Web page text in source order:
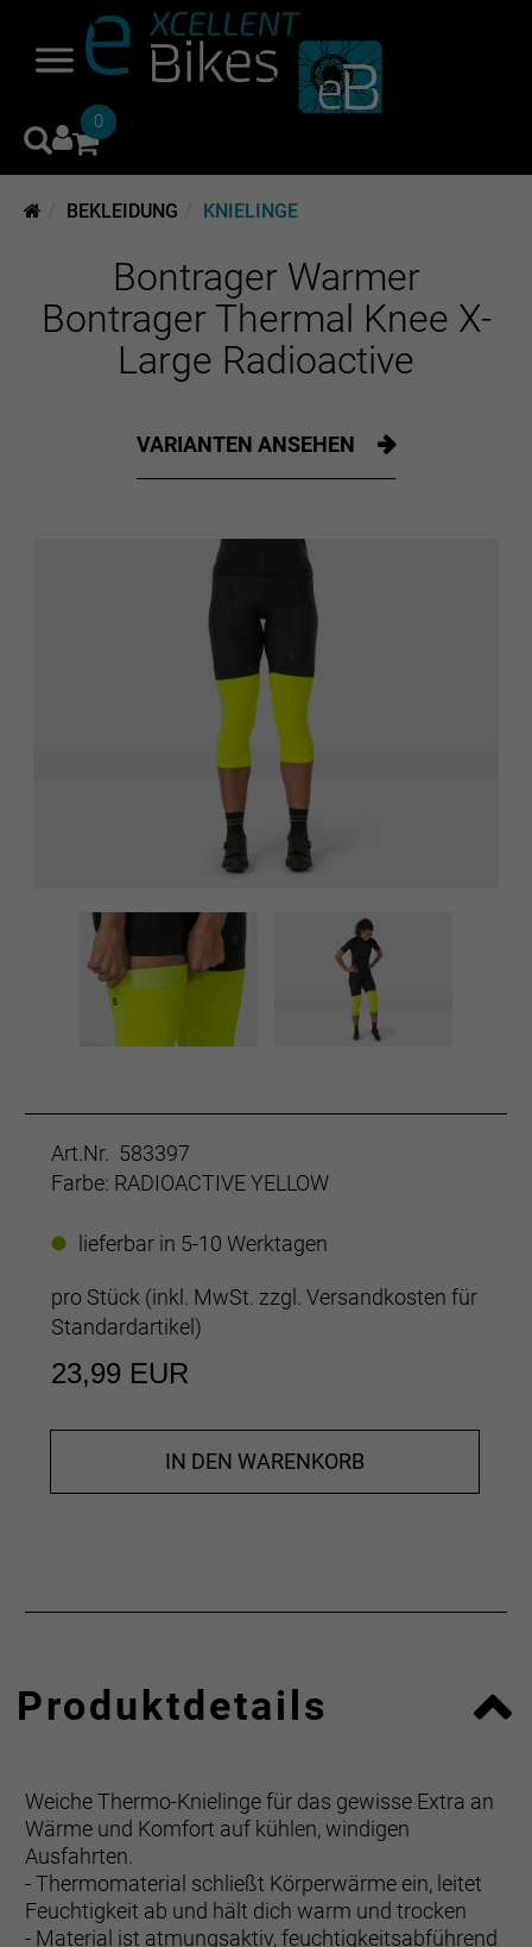
0
BEKLEIDUNG KNIELINGE
Bontrager Warmer
Bontrager Thermal Knee X-
Large Radioactive
VARIANTEN ANSEHEN
Art.Nr. 583397
Farbe: RADIOACTIVE YELLOW
lieferbar in 5-10 Werktagen
pro Stück (inkl. MwSt. zzgl. Versandkosten für
Standardartikel)
23,99 EUR
IN DEN WARENKORB
Produktdetails
Weiche Thermo-Knielinge für das gewisse Extra an
Wärme und Komfort auf kühlen, windigen
Ausfahrten.
- Thermomaterial schließt Körperwärme ein, leitet
Feuchtigkeit ab und hält dich warm und trocken
- Material ist atmungsaktiv, feuchtigkeitsabführend